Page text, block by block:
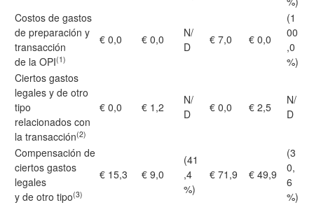
Costos de gastos
de preparación y
transacción
de la OPI(1)
€ 0,0 € 0,0
N/
D
€ 7,0 € 0,0
(1
00
,0
%)
Ciertos gastos
legales y de otro
tipo
relacionados con
la transacción(2)
€ 0,0 € 1,2
N/
D
€ 0,0 € 2,5
N/
D
Compensación de
ciertos gastos
legales
y de otro tipo(3)
€ 15,3 € 9,0
(41
,4
%)
€ 71,9 € 49,9
(3
0,
6
%)